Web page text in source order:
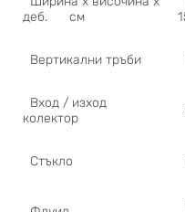
деб. см
Вертикални тръби
Вход / изход
колектор
Стъкло